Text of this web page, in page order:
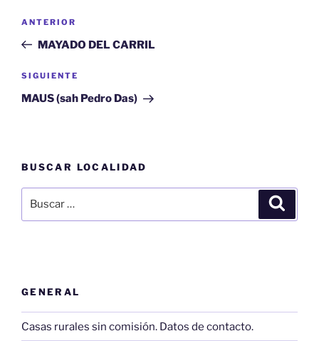
entradas
Entrada
anterior:
ANTERIOR
MAYADO DEL CARRIL
Siguiente
entrada
SIGUIENTE
MAUS (sah Pedro Das)
BUSCAR LOCALIDAD
por:
GENERAL
Casas rurales sin comisión. Datos de contacto.